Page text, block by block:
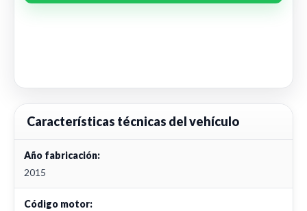
Características técnicas del vehículo
Año fabricación:
2015
Código motor: